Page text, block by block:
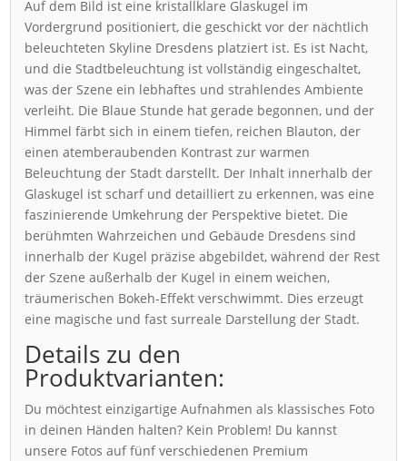
Auf dem Bild ist eine kristallklare Glaskugel im
Vordergrund positioniert, die geschickt vor der nächtlich
beleuchteten Skyline Dresdens platziert ist. Es ist Nacht,
und die Stadtbeleuchtung ist vollständig eingeschaltet,
was der Szene ein lebhaftes und strahlendes Ambiente
verleiht. Die Blaue Stunde hat gerade begonnen, und der
Himmel färbt sich in einem tiefen, reichen Blauton, der
einen atemberaubenden Kontrast zur warmen
Beleuchtung der Stadt darstellt. Der Inhalt innerhalb der
Glaskugel ist scharf und detailliert zu erkennen, was eine
faszinierende Umkehrung der Perspektive bietet. Die
berühmten Wahrzeichen und Gebäude Dresdens sind
innerhalb der Kugel präzise abgebildet, während der Rest
der Szene außerhalb der Kugel in einem weichen,
träumerischen Bokeh-Effekt verschwimmt. Dies erzeugt
eine magische und fast surreale Darstellung der Stadt.
Details zu den
Produktvarianten:
Du möchtest einzigartige Aufnahmen als klassisches Foto
in deinen Händen halten? Kein Problem! Du kannst
unsere Fotos auf fünf verschiedenen Premium